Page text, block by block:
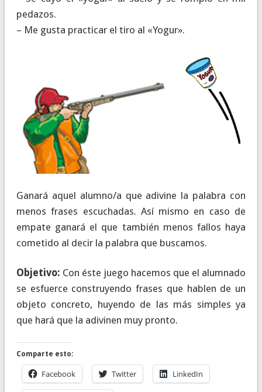
pedazos.
– Me gusta practicar el tiro al «Yogur».
Ganará aquel alumno/a que adivine la palabra con
menos frases escuchadas. Así mismo en caso de
empate ganará el que también menos fallos haya
cometido al decir la palabra que buscamos.
Objetivo: Con éste juego hacemos que el alumnado
se esfuerce construyendo frases que hablen de un
objeto concreto, huyendo de las más simples ya
que hará que la adivinen muy pronto.
Comparte esto:
Facebook Twitter LinkedIn